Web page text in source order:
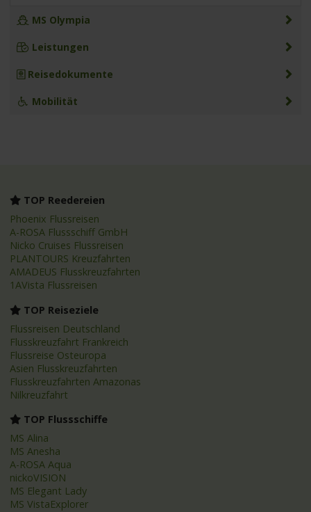
MS Olympia
Leistungen
Reisedokumente
Mobilität
TOP Reedereien
Phoenix Flussreisen
A-ROSA Flussschiff GmbH
Nicko Cruises Flussreisen
PLANTOURS Kreuzfahrten
AMADEUS Flusskreuzfahrten
1AVista Flussreisen
TOP Reiseziele
Flussreisen Deutschland
Flusskreuzfahrt Frankreich
Flussreise Osteuropa
Asien Flusskreuzfahrten
Flusskreuzfahrten Amazonas
Nilkreuzfahrt
TOP Flussschiffe
MS Alina
MS Anesha
A-ROSA Aqua
nickoVISION
MS Elegant Lady
MS VistaExplorer